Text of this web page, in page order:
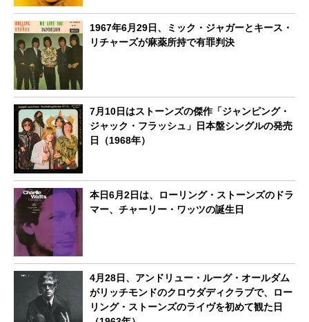
1967年6月29日、ミック・ジャガーとキース・
リチャーズが麻薬所持で有罪判決
7月10日はストーンズの傑作「ジャンピング・
ジャック・フラッシュ」日本盤シングルの発売
日（1968年）
本日6月2日は、ローリング・ストーンズのドラ
マー、チャーリー・ワッツの誕生日
4月28日、アンドリュー・ルーグ・オールダム
がリッチモンドのクロウダディクラブで、ロー
リング・ストーンズのライヴを初めて観た日